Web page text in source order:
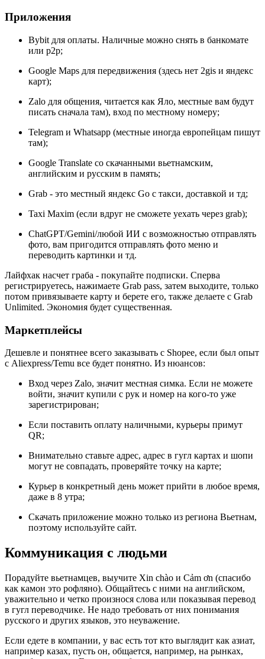
Приложения
Bybit для оплаты. Наличные можно снять в банкомате
или p2p;
Google Maps для передвижения (здесь нет 2gis и яндекс
карт);
Zalo для общения, читается как Яло, местные вам будут
писать сначала там), вход по местному номеру;
Telegram и Whatsapp (местные иногда европейцам пишут
там);
Google Translate cо скачанными вьетнамским,
английским и русским в память;
Grab - это местный яндекс Go с такси, доставкой и тд;
Taxi Maxim (если вдруг не сможете уехать через grab);
ChatGPT/Gemini/любой ИИ с возможностью отправлять
фото, вам пригодится отправлять фото меню и
переводить картинки и тд.
Лайфхак насчет граба - покупайте подписки. Сперва
регистрируетесь, нажимаете Grab pass, затем выходите, только
потом привязываете карту и берете его, также делаете с Grab
Unlimited. Экономия будет существенная.
Маркетплейсы
Дешевле и понятнее всего заказывать с Shopee, если был опыт
с Aliexpress/Temu все будет понятно. Из нюансов:
Вход через Zalo, значит местная симка. Если не можете
войти, значит купили с рук и номер на кого-то уже
зарегистрирован;
Если поставить оплату наличными, курьеры примут
QR;
Внимательно ставьте адрес, адрес в гугл картах и шопи
могут не совпадать, проверяйте точку на карте;
Курьер в конкретный день может прийти в любое время,
даже в 8 утра;
Скачать приложение можно только из региона Вьетнам,
поэтому используйте сайт.
Коммуникация с людьми
Порадуйте вьетнамцев, выучите Xin chào и Cảm ơn (спасибо
как камон это рофляно). Общайтесь с ними на английском,
уважительно и четко произнося слова или показывая перевод
в гугл переводчике. Не надо требовать от них понимания
русского и других языков, это неуважение.
Если едете в компании, у вас есть тот кто выглядит как азиат,
например казах, пусть он, общается, например, на рынках,